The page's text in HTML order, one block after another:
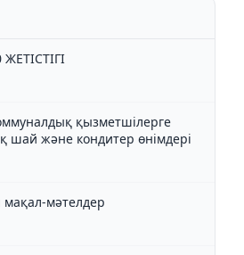
қызметшілерге
шай және кондитер өнімдері
мәтелдер